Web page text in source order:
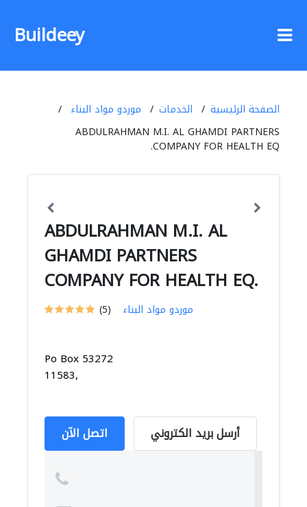
Buildeey
الصفحة الرئيسية الخدمات
موردو مواد البناء
ABDULRAHMAN M.I. AL GHAMDI PARTNERS
COMPANY FOR HEALTH EQ.
ABDULRAHMAN M.I. AL
GHAMDI PARTNERS
COMPANY FOR HEALTH EQ.
(5) موردو مواد البناء
Po Box 53272
11583,
اتصل الآن أرسل بريد الكتروني